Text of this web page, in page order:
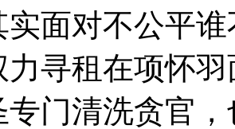
实面对不公平
力寻租在项怀
专门清洗贪官